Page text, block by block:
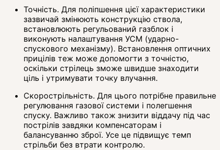
Точність. Для поліпшення цієї характеристики
зазвичай змінюють конструкцію ствола,
встановлюють регульований газблок і
виконують налаштування УСМ (ударно-
спускового механізму). Встановлення оптичних
прицілів теж може допомогти з точністю,
оскільки стрілець зможе швидше знаходити
ціль і утримувати точку влучання.
Скорострільність. Для цього потрібне правильне
регулювання газової системи і полегшення
спуску. Важливо також знизити віддачу під час
пострілів завдяки компенсаторам і
балансуванню зброї. Усе це підвищує темп
стрільби без втрати контролю.